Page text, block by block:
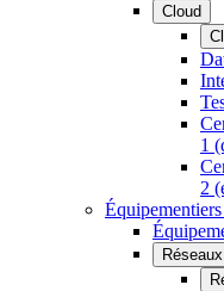
Cloud
1
2
Équipementiers